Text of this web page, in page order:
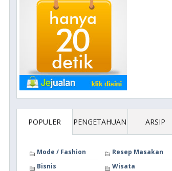
POPULER PENGETAHUAN ARSIP
Mode / Fashion
Resep Masakan
Bisnis
Wisata